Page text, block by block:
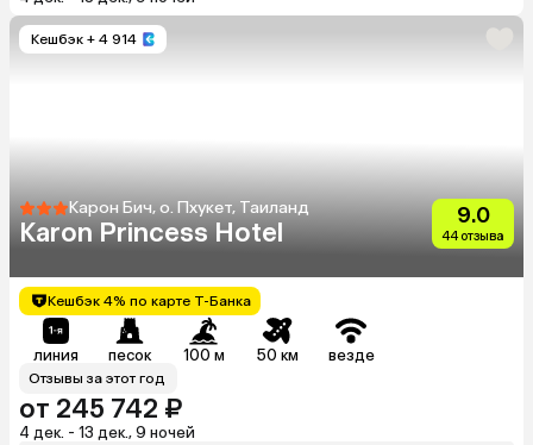
Кешбэк + 4 914
Карон Бич, о. Пхукет, Таиланд
Karon Princess Hotel
9.0
44 отзыва
Кешбэк 4% по карте Т-Банка
линия песок 100 м 50 км везде
Отзывы за этот год
от 245 742 ₽
4 дек. - 13 дек., 9 ночей